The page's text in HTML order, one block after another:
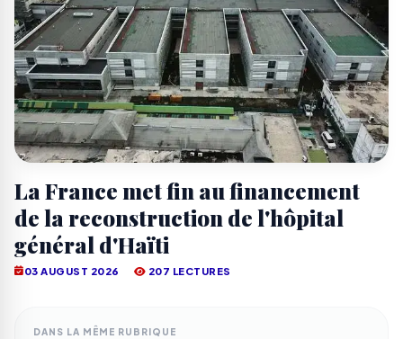
La France met fin au financement
de la reconstruction de l'hôpital
général d'Haïti
03 AUGUST 2026 207 LECTURES
DANS LA MÊME RUBRIQUE